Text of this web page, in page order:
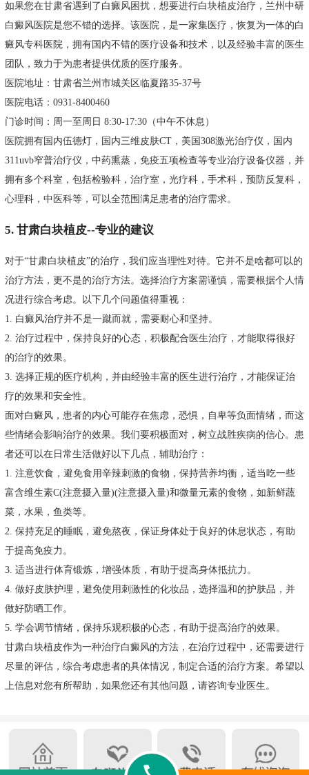
如果您在甘肃省遇到了白癜风困扰，想要进行白块植皮治疗，兰州中研
白癜风医院是您不错的选择。该医院，是一家集医疗，恢复为一体的白
癜风专科医院，拥有国内不错的医疗设备和技术，以及经验丰富的医生
团队，致力于为患者提供优质的医疗服务。
医院地址：甘肃省兰州市城关区临夏路35-37号
医院电话：0931-8400460
门诊时间：周一至周日 8:30-17:30（中午不休息）
医院拥有国内伍德灯，国内三维皮肤CT，美国308激光治疗仪，国内
311uvb窄普治疗仪，中药熏蒸，免疫五项检查等专业治疗设备仪器，并
拥有多个科室，包括检验科，治疗室，光疗科，手术科，预防反复科，
心理科，中医科等，可以全范围满足患者的治疗需求。
5. 甘肃白块植皮--专业的建议
对于“甘肃白块植皮”的治疗，我们应当理性对待。它并不是啥都可以的
治疗方法，更不是的治疗方法。选择治疗方案需谨慎，需要根据个人情
况进行综合考虑。以下几个问题值得重视：
1. 白癜风治疗并不是一蹴而就，需要耐心和坚持。
2. 治疗过程中，保持良好的心态，积极配合医生治疗，才能取得很好
的治疗的效果。
3. 选择正规的医疗机构，并由经验丰富的医生进行治疗，才能保证治
疗的效果和安全性。
面对白癜风，患者的内心可能存在焦虑，恐惧，自卑等负面情绪，而这
些情绪会影响治疗的效果。我们要积极面对，树立战胜疾病的信心。患
者还可以在日常生活做好以下几点，辅助治疗：
1. 注意饮食，避免食用辛辣刺激的食物，保持营养均衡，适当吃一些
富含维生素C(注意摄入量)(注意摄入量)和微量元素的食物，如新鲜蔬
菜，水果，鱼类等。
2. 保持充足的睡眠，避免熬夜，保证身体处于良好的休息状态，有助
于提高免疫力。
3. 适当进行体育锻炼，增强体质，有助于提高身体抵抗力。
4. 做好皮肤护理，避免使用刺激性的化妆品，选择温和的护肤品，并
做好防晒工作。
5. 学会调节情绪，保持乐观积极的心态，有助于提高治疗的效果。
甘肃白块植皮作为一种治疗白癜风的方法，在治疗过程中，还需要进行
尽量的评估，综合考虑患者的具体情况，制定合适的治疗方案。希望以
上信息对您有所帮助，如果您还有其他问题，请咨询专业医生。